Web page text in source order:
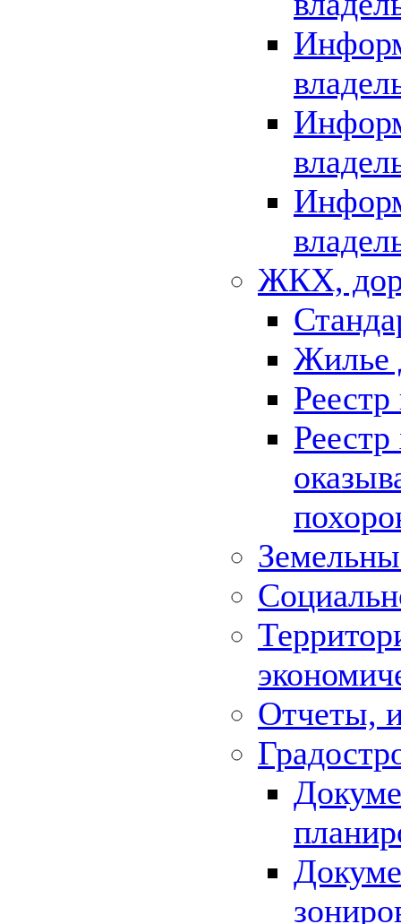
ЖКХ,
Жилье
Отчеты,